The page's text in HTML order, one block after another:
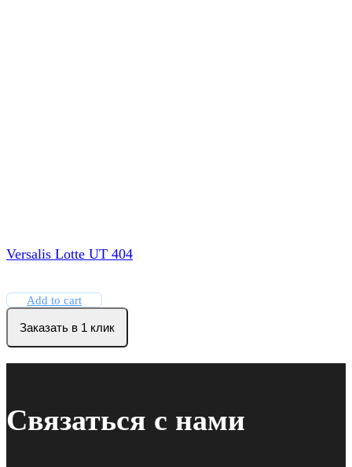
Versalis Lotte UT 404
Add to cart
Заказать в 1 клик
Связаться с нами